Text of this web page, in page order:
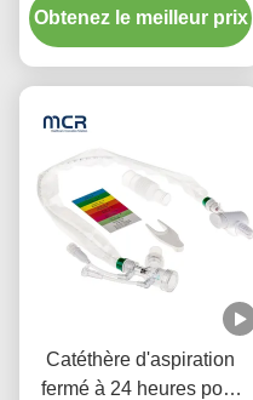
72 heures Coude pivotant
double pour l'hôpital
Obtenez le meilleur prix
Catéthère d'aspiration
fermé à 24 heures pour